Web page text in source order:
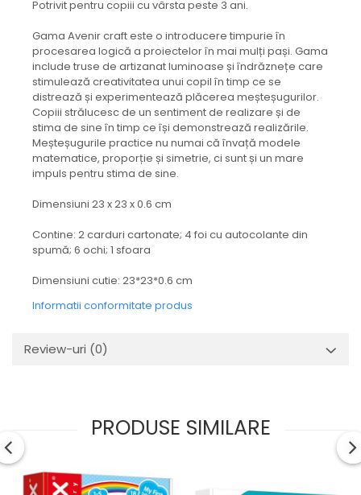
Potrivit pentru copiii cu vârsta peste 3 ani.
Gama Avenir craft este o introducere timpurie în
procesarea logică a proiectelor în mai mulți pași. Gama
include truse de artizanat luminoase și îndrăznețe care
stimulează creativitatea unui copil în timp ce se
distrează și experimentează plăcerea meșteșugurilor.
Copiii strălucesc de un sentiment de realizare și de
stima de sine în timp ce își demonstrează realizările.
Meșteșugurile practice nu numai că învață modele
matematice, proporție și simetrie, ci sunt și un mare
impuls pentru stima de sine.
Dimensiuni 23 x 23 x 0.6 cm
Contine: 2 carduri cartonate; 4 foi cu autocolante din
spumă; 6 ochi; 1 sfoara
Dimensiuni cutie: 23*23*0.6 cm
Informatii conformitate produs
Review-uri (0)
PRODUSE SIMILARE